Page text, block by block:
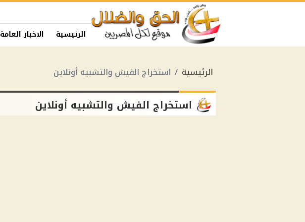
الرئيسية الاخبار العامة
الرئيسية استخراج الفيش والتشبيه أونلاين
استخراج الفيش والتشبيه أونلاين